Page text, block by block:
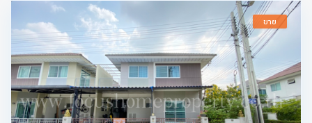
ขาย